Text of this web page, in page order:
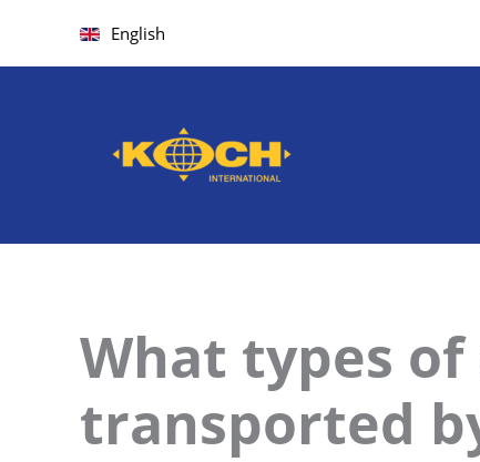
English
What types
transported